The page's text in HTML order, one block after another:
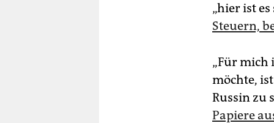
„hier ist
Steuern,
„Für mich
möchte,
Russin zu
Papiere